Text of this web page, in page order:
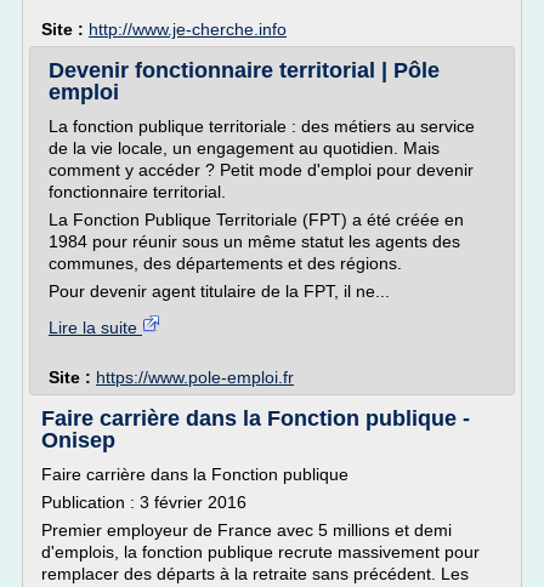
Site : http://www.je-cherche.info
Devenir fonctionnaire territorial | Pôle
emploi
La fonction publique territoriale : des métiers au service
de la vie locale, un engagement au quotidien. Mais
comment y accéder ? Petit mode d'emploi pour devenir
fonctionnaire territorial.
La Fonction Publique Territoriale (FPT) a été créée en
1984 pour réunir sous un même statut les agents des
communes, des départements et des régions.
Pour devenir agent titulaire de la FPT, il ne...
Lire la suite
Site : https://www.pole-emploi.fr
Faire carrière dans la Fonction publique -
Onisep
Faire carrière dans la Fonction publique
Publication : 3 février 2016
Premier employeur de France avec 5 millions et demi
d'emplois, la fonction publique recrute massivement pour
remplacer des départs à la retraite sans précédent. Les